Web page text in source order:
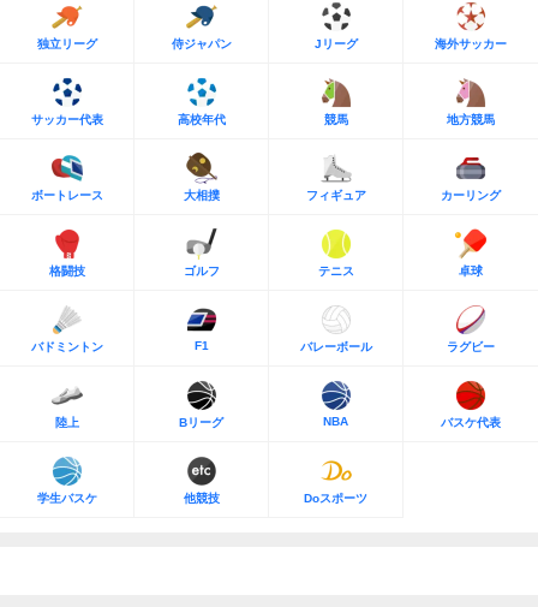
独立リーグ 侍ジャパン Jリーグ 海外サッカー
サッカー代表 高校年代 競馬 地方競馬
ボートレース 大相撲 フィギュア カーリング
格闘技 ゴルフ テニス 卓球
バドミントン F1 バレーボール ラグビー
陸上 Bリーグ NBA バスケ代表
学生バスケ 他競技 Doスポーツ